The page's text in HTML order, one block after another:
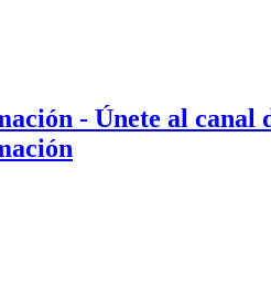
- Únete al canal